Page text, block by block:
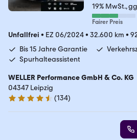
19% MwSt.
Fairer Preis
Unfallfrei • EZ 06/2024• 32.600 km •
Bis 15 Jahre Garantie
Spurhalteassistent
WELLER Performance GmbH & Co. KG
04347 Leipzig
4.7 Sterne
(134)